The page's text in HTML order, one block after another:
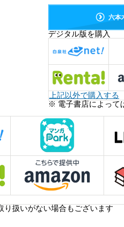
六本
デジタル版を購入
上記以外で購入する
※ 電子書店によって
扱いがない場合もございます